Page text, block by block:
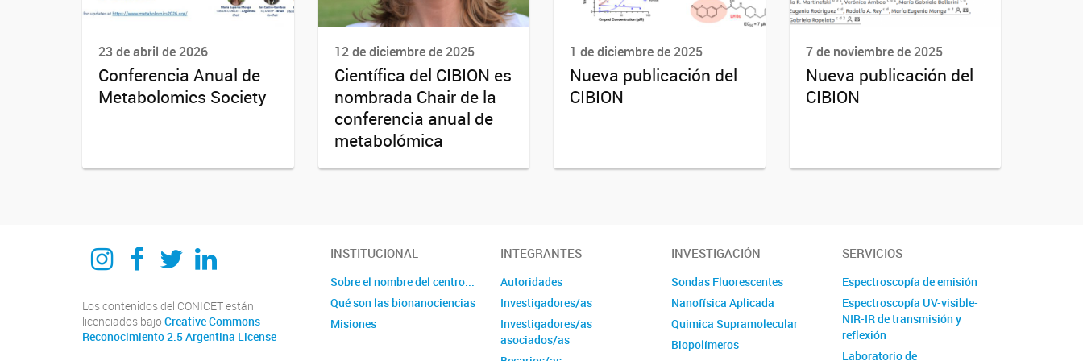
23 de abril de 2026
Conferencia Anual de
Metabolomics Society
12 de diciembre de 2025
Científica del CIBION es
nombrada Chair de la
conferencia anual de
metabolómica
1 de diciembre de 2025
Nueva publicación del
CIBION
7 de noviembre de 2025
Nueva publicación del
CIBION
Instagram
Facebook
TwitterLinkedin
Los contenidos del CONICET están
licenciados bajo Creative Commons
Reconocimiento 2.5 Argentina License
INSTITUCIONAL
Sobre el nombre del centro...
Qué son las bionanociencias
Misiones
INTEGRANTES
Autoridades
Investigadores/as
Investigadores/as
asociados/as
INVESTIGACIÓN
Sondas Fluorescentes
Nanofísica Aplicada
Quimica Supramolecular
Biopolímeros
SERVICIOS
Espectroscopía de emisión
Espectroscopía UV-visible-
NIR-IR de transmisión y
reflexión
Laboratorio de